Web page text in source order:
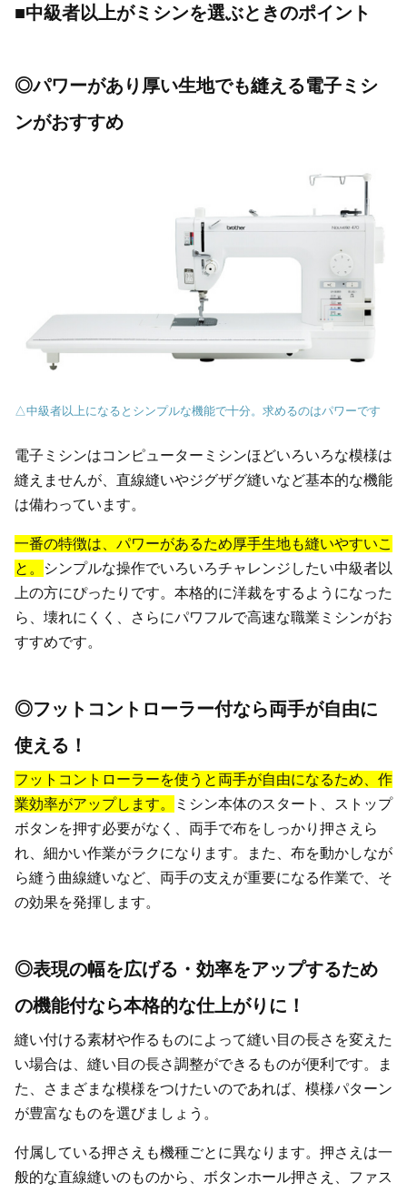
■中級者以上がミシンを選ぶときのポイント
◎パワーがあり厚い生地でも縫える電子ミシ
ンがおすすめ
△中級者以上になるとシンプルな機能で十分。求めるのはパワーです
電子ミシンはコンピューターミシンほどいろいろな模様は
縫えませんが、直線縫いやジグザグ縫いなど基本的な機能
は備わっています。
一番の特徴は、パワーがあるため厚手生地も縫いやすいこ
と。
シンプルな操作でいろいろチャレンジしたい中級者以
上の方にぴったりです。本格的に洋裁をするようになった
ら、壊れにくく、さらにパワフルで高速な職業ミシンがお
すすめです。
◎フットコントローラー付なら両手が自由に
使える！
フットコントローラーを使うと両手が自由になるため、作
業効率がアップします。
ミシン本体のスタート、ストップ
ボタンを押す必要がなく、両手で布をしっかり押さえら
れ、細かい作業がラクになります。また、布を動かしなが
ら縫う曲線縫いなど、両手の支えが重要になる作業で、そ
の効果を発揮します。
◎表現の幅を広げる・効率をアップするため
の機能付なら本格的な仕上がりに！
縫い付ける素材や作るものによって縫い目の長さを変えた
い場合は、縫い目の長さ調整ができるものが便利です。ま
た、さまざまな模様をつけたいのであれば、模様パターン
が豊富なものを選びましょう。
付属している押さえも機種ごとに異なります。押さえは一
般的な直線縫いのものから、ボタンホール押さえ、ファス